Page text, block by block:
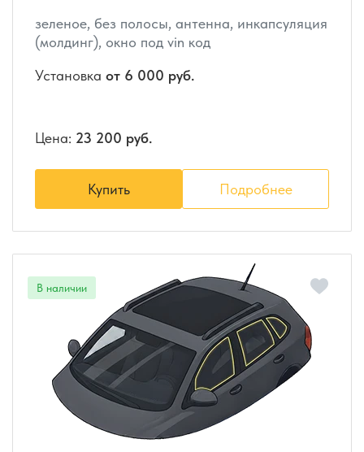
зеленое, без полосы, антенна, инкапсуляция
(молдинг), окно под vin код
Установка от 6 000 руб.
Цена: 23 200 руб.
Купить Подробнее